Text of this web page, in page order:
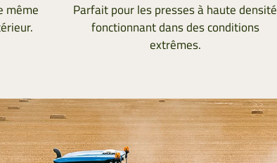
même
Parfait pour les presses à haute densité
fonctionnant dans des conditions
extrêmes.